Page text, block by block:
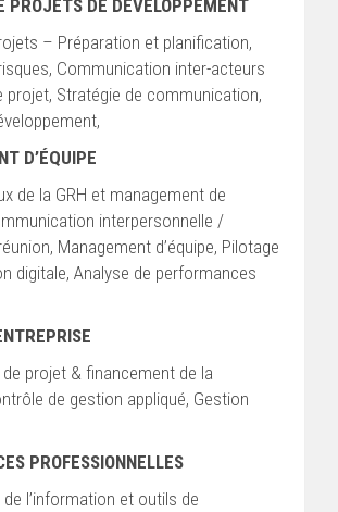
PROJETS DE DÉVELOPPEMENT
– Préparation et planification,
Communication inter-acteurs
projet, Stratégie de communication,
D’ÉQUIPE
de la GRH et management de
interpersonnelle /
Management d’équipe, Pilotage
digitale, Analyse de performances
projet & financement de la
de gestion appliqué, Gestion
PROFESSIONNELLES
l’information et outils de